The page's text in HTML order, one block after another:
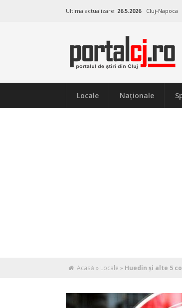
Ultima actualizare: 26.5.2026 Cluj-Napoca
Locale Naţionale
Acasă » Locale » Huedin și alte 5